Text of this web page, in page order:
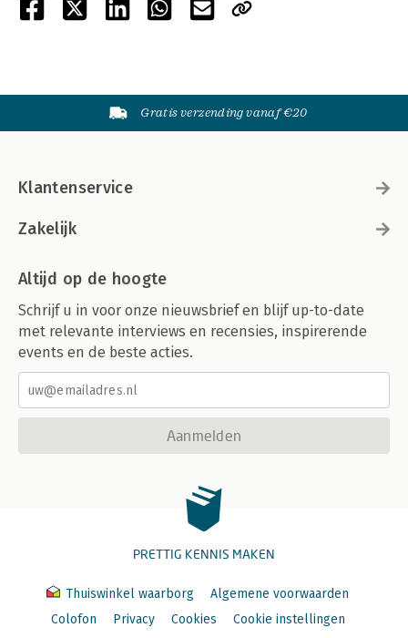
Gratis verzending vanaf €20
Klantenservice
Zakelijk
Altijd op de hoogte
Schrijf u in voor onze nieuwsbrief en blijf up-to-date
met relevante interviews en recensies, inspirerende
events en de beste acties.
Aanmelden
PRETTIG KENNIS MAKEN
Thuiswinkel waarborg
Algemene voorwaarden
Colofon
Privacy Cookies
Cookie instellingen